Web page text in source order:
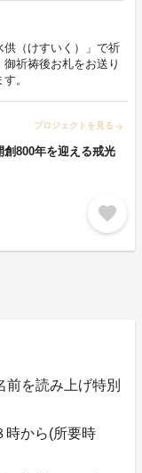
供（けすいく）」で祈
祈祷後お札をお送り
。
プロジェクトを見る arrow_forward
800年を迎える戒光
favorite
を読み上げ特別
から(所要時